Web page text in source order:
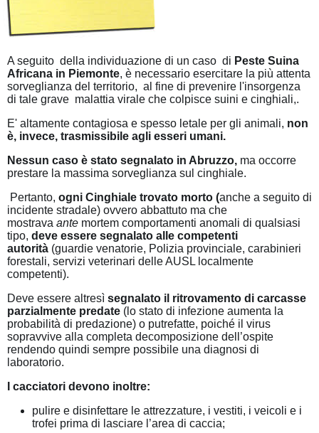
A seguito della individuazione di un caso di Peste Suina
Africana in Piemonte, è necessario esercitare la più attenta
sorveglianza del territorio, al fine di prevenire l'insorgenza
di tale grave malattia virale che colpisce suini e cinghiali,.
E' altamente contagiosa e spesso letale per gli animali, non
è, invece, trasmissibile agli esseri umani.
Nessun caso è stato segnalato in Abruzzo, ma occorre
prestare la massima sorveglianza sul cinghiale.
Pertanto, ogni Cinghiale trovato morto (anche a seguito di
incidente stradale) ovvero abbattuto ma che
mostrava ante mortem comportamenti anomali di qualsiasi
tipo, deve essere segnalato alle competenti
autorità (guardie venatorie, Polizia provinciale, carabinieri
forestali, servizi veterinari delle AUSL localmente
competenti).
Deve essere altresì segnalato il ritrovamento di carcasse
parzialmente predate (lo stato di infezione aumenta la
probabilità di predazione) o putrefatte, poiché il virus
sopravvive alla completa decomposizione dell’ospite
rendendo quindi sempre possibile una diagnosi di
laboratorio.
I cacciatori devono inoltre:
pulire e disinfettare le attrezzature, i vestiti, i veicoli e i
trofei prima di lasciare l’area di caccia;